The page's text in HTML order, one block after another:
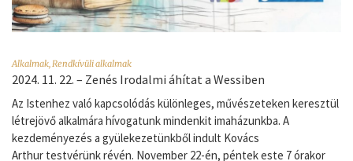
Alkalmak,Rendkívüli alkalmak
2024. 11. 22. – Zenés Irodalmi áhítat a Wessiben
Az Istenhez való kapcsolódás különleges, művészeteken keresztül
létrejövő alkalmára hívogatunk mindenkit imaházunkba. A
kezdeményezés a gyülekezetünkből indult Kovács
Arthur testvérünk révén. November 22-én, péntek este 7 órakor